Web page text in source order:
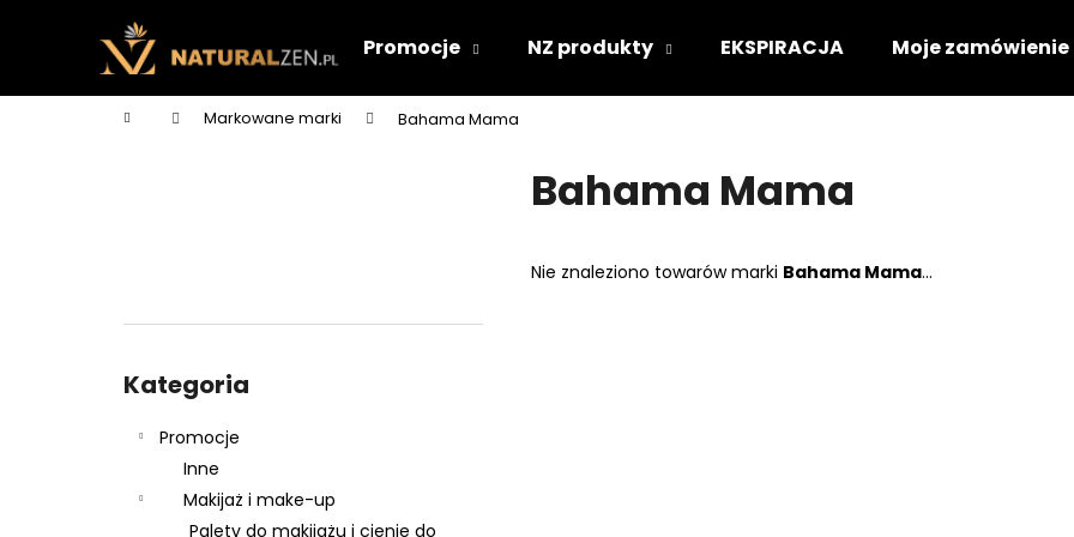
Promocje NZ produkty EKSPIRACJA Moje zamówienie
Home Markowane marki Bahama Mama
kategorie
Kategoria
Promocje
Inne
Makijaż i make-up
Palety do makijażu i cienie do
Bahama Mama
Nie znaleziono towarów marki Bahama Mama...
z
powrotem
powrotem